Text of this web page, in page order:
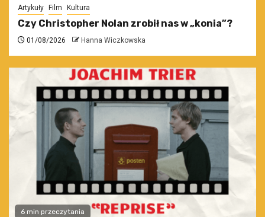
Artykuły Film Kultura
Czy Christopher Nolan zrobił nas w „konia”?
01/08/2026 Hanna Wiczkowska
6 min przeczytania